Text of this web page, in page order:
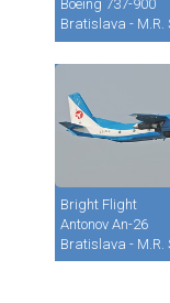
Boeing 737-900
Bratislava - M.R.
Bright Flight
Antonov An-26
Bratislava - M.R.